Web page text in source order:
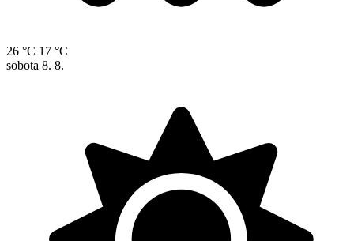
26 °C 17 °C
sobota 8. 8.